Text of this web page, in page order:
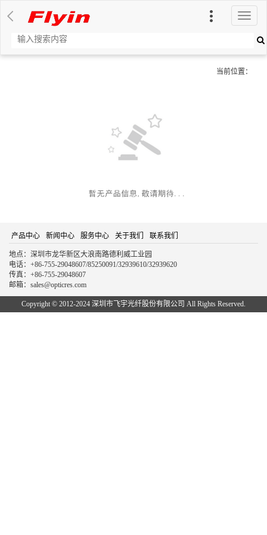
切
换
当前位置：
产品中心 新闻中心 服务中心 关于我们 联系我们
地点：深圳市龙华新区大浪南路德利威工业园
电话：+86-755-29048607/85250091/32939610/32939620
传真：+86-755-29048607
邮箱：sales@opticres.com
Copyright © 2012-2024 深圳市飞宇光纤股份有限公司 All Rights Reserved.